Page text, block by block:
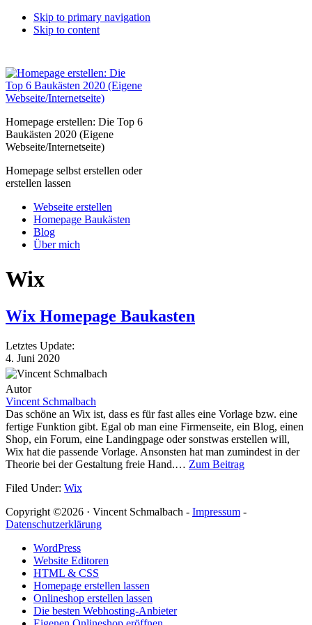
Skip to primary navigation
Skip to content
Homepage erstellen: Die Top 6
Baukästen 2020 (Eigene
Webseite/Internetseite)
Homepage selbst erstellen oder
erstellen lassen
Webseite erstellen
Homepage Baukästen
Blog
Über mich
Wix
Wix Homepage Baukasten
Letztes Update:
4. Juni 2020
Autor
Vincent Schmalbach
Das schöne an Wix ist, dass es für fast alles eine Vorlage bzw. eine
fertige Funktion gibt. Egal ob man eine Firmenseite, ein Blog, einen
Shop, ein Forum, eine Landingpage oder sonstwas erstellen will,
Wix hat die passende Vorlage. Ansonsten hat man zumindest in der
Theorie bei der Gestaltung freie Hand.… Zum Beitrag
Filed Under: Wix
Copyright ©2026 · Vincent Schmalbach - Impressum -
Datenschutzerklärung
WordPress
Website Editoren
HTML & CSS
Homepage erstellen lassen
Onlineshop erstellen lassen
Die besten Webhosting-Anbieter